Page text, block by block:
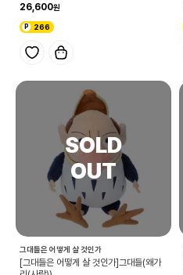
26,600
266
그대들은 어떻게 살 것인가
[그대들은 어떻게 살 것인가]그대들(왜가